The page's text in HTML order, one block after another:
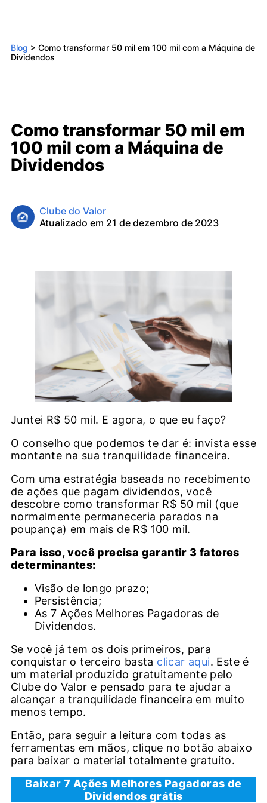
Blog > Como transformar 50 mil em 100 mil com a Máquina de
Dividendos
Como transformar 50 mil em
100 mil com a Máquina de
Dividendos
Clube do Valor
Atualizado em 21 de dezembro de 2023
Juntei R$ 50 mil. E agora, o que eu faço?
O conselho que podemos te dar é: invista esse
montante na sua tranquilidade financeira.
Com uma estratégia baseada no recebimento
de ações que pagam dividendos, você
descobre como transformar R$ 50 mil (que
normalmente permaneceria parados na
poupança) em mais de R$ 100 mil.
Para isso, você precisa garantir 3 fatores
determinantes:
Visão de longo prazo;
Persistência;
As 7 Ações Melhores Pagadoras de
Dividendos.
Se você já tem os dois primeiros, para
conquistar o terceiro basta clicar aqui. Este é
um material produzido gratuitamente pelo
Clube do Valor e pensado para te ajudar a
alcançar a tranquilidade financeira em muito
menos tempo.
Então, para seguir a leitura com todas as
ferramentas em mãos, clique no botão abaixo
para baixar o material totalmente gratuito.
Baixar 7 Ações Melhores Pagadoras de
Dividendos grátis